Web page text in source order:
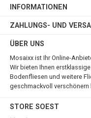
INFORMATIONEN
ZAHLUNGS- UND
ÜBER UNS
Mosaixx ist Ihr Online-
Wir bieten Ihnen
Bodenfliesen und weitere
geschmackvoll verschönern
STORE SOEST